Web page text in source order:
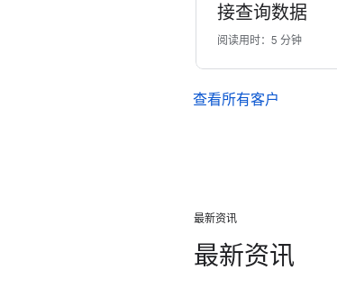
接查询数据
阅读用时：5 分钟
查看所有客户
最新资讯
最新资讯